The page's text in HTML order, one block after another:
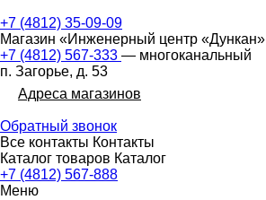
+7 (4812) 35-09-09
Магазин «Инженерный центр «Дункан»
+7 (4812) 567-333 — многоканальный
п. Загорье, д. 53
Адреса магазинов
Обратный звонок
Все контакты Контакты
Каталог товаров Каталог
+7 (4812) 567-888
Меню